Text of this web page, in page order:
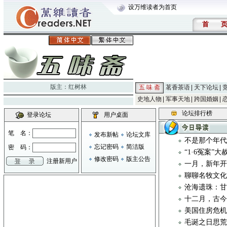
设万维读者为首页
首 页
版主： 红树林 五 味 斋 茗香茶语 天下论坛
史地人物
军事天地 跨国婚姻
登录论坛
笔 名：
密 码：
注册新用户
用户桌面
发布新帖
论坛文库
忘记密码
简洁版
修改密码
版主公告
论坛排行榜
不是那个年
“1·6冤案”大
一月，新年
聊聊名牧文
沧海遗珠：
十二月，古
美国住房危
毛诞之日思